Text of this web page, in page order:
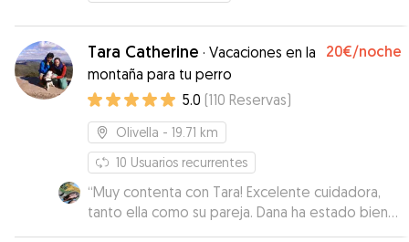
Tara Catherine · Vacaciones en la
montaña para tu perro
20€/noche
5.0 (110 Reservas)
Olivella - 19.71 km
10 Usuarios recurrentes
“Muy contenta con Tara! Excelente cuidadora,
tanto ella como su pareja. Dana ha estado bien
cuidada y me ha informado con vídeos de como